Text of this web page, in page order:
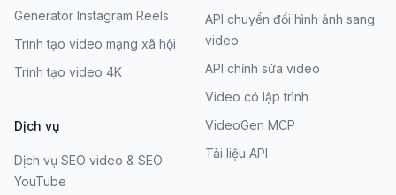
Generator Instagram Reels
Trình tạo video mạng xã hội
Trình tạo video 4K
Dịch vụ
Dịch vụ SEO video & SEO
YouTube
API chuyển đổi hình ảnh sang
video
API chỉnh sửa video
Video có lập trình
VideoGen MCP
Tài liệu API